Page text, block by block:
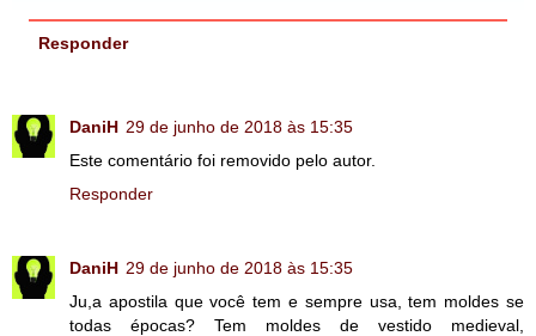
Responder
DaniH 29 de junho de 2018 às 15:35
Este comentário foi removido pelo autor.
Responder
DaniH 29 de junho de 2018 às 15:35
Ju,a apostila que você tem e sempre usa, tem moldes se
todas épocas? Tem moldes de vestido medieval,